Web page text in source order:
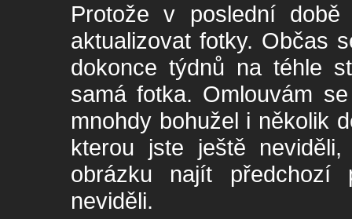
Protože v poslední
aktualizovat fotky. Občas
dokonce týdnů na téhle
samá fotka. Omlouvám
mnohdy bohužel i několik
kterou jste ještě
obrázku najít
neviděli.